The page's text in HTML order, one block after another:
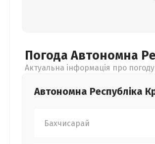
Погода Автономна
Актуальна інформація про
Автономна Республіка
Бахчисарай